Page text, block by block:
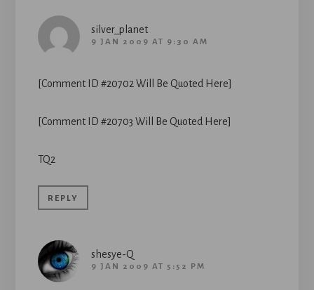
silver_planet
9 JAN 2009 AT 9:30 AM
[Comment ID #20702 Will Be Quoted Here]
[Comment ID #20703 Will Be Quoted Here]
TQ2
REPLY
shesye-Q
9 JAN 2009 AT 5:52 PM